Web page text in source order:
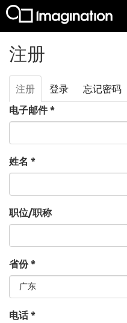
注册
主标签
注册 （活
动标
签）
登录
忘记密码
电子邮件*
姓名 *
职位/职称
省份*
电话*